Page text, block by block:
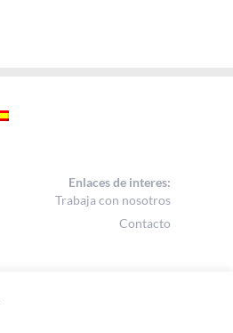
Enlaces de interes:
Trabaja con nosotros
Contacto